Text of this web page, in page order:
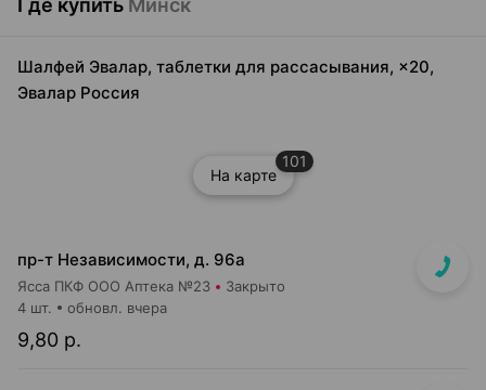
Где купить Минск
Шалфей Эвалар, таблетки для рассасывания, ×20,
Эвалар Россия
На карте
101
пр-т Независимости, д. 96а
Ясса ПКФ ООО Аптека №23 Закрыто
9,80 р.
4 шт. обновл. вчера